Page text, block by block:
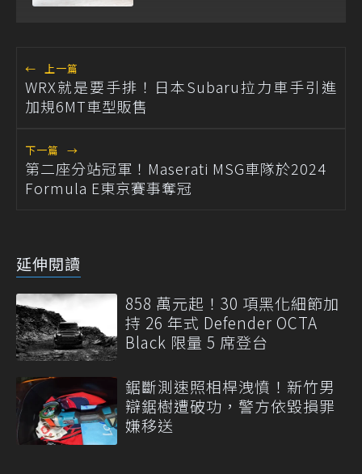
← 上一篇
WRX就是要手排！日本Subaru拉力車手引進
加規6MT車型販售
下一篇 →
第二座分站冠軍！Maserati MSG車隊於2024
Formula E東京賽事奪冠
延伸閱讀
858 萬元起！30 項黑化細節加
持 26 年式 Defender OCTA
Black 限量 5 席登台
鋸斷測速照相桿洩憤！新竹男
辯鋸樹遭破功，警方依毀損罪
嫌移送